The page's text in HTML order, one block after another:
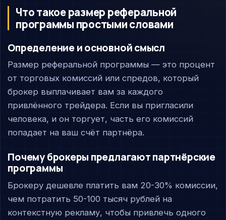
Что такое размер реферальной
программы простыми словами
Определение и основной смысл
Размер реферальной программы — это процент
от торговых комиссий или спредов, который
брокер выплачивает вам за каждого
привлённого трейдера. Если вы пригласили
человека, и он торгует, часть его комиссий
попадает на ваш счёт партнёра.
Почему брокеры предлагают партнёрские
программы
Брокеру дешевле платить вам 20-30% комиссии,
чем потратить 50-100 тысяч рублей на
контекстную рекламу, чтобы привлечь одного